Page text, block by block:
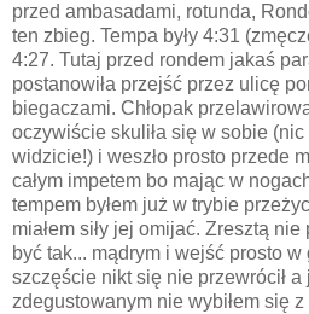
przed ambasadami, rotunda,
ten zbieg. Tempa były 4:31
4:27. Tutaj przed rondem jakaś
postanowiła przejść przez ulicę
biegaczami. Chłopak
oczywiście skuliła się w sobie
widzicie!) i weszło prosto przede
całym impetem bo mając w
tempem byłem już w trybie
miałem siły jej omijać. Zresztą
być tak... mądrym i wejść prosto
szczęście nikt się nie przewrócił
zdegustowanym nie wybiłem się